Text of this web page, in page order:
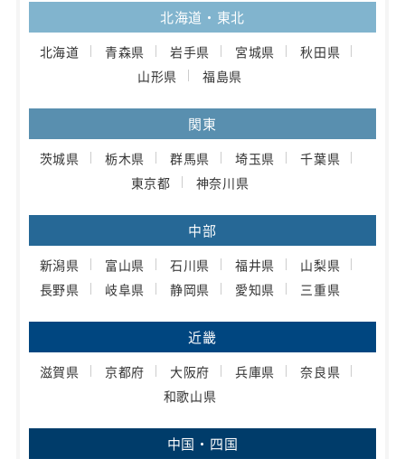
北海道・東北
北海道 青森県 岩手県 宮城県
秋田県
山形県
福島県
関東
茨城県 栃木県 群馬県 埼玉県
千葉県
東京都
神奈川県
中部
新潟県 富山県 石川県 福井県
山梨県
長野県
岐阜県 静岡県 愛知県 三重県
近畿
滋賀県 京都府 大阪府 兵庫県
奈良県
和歌山県
中国・四国